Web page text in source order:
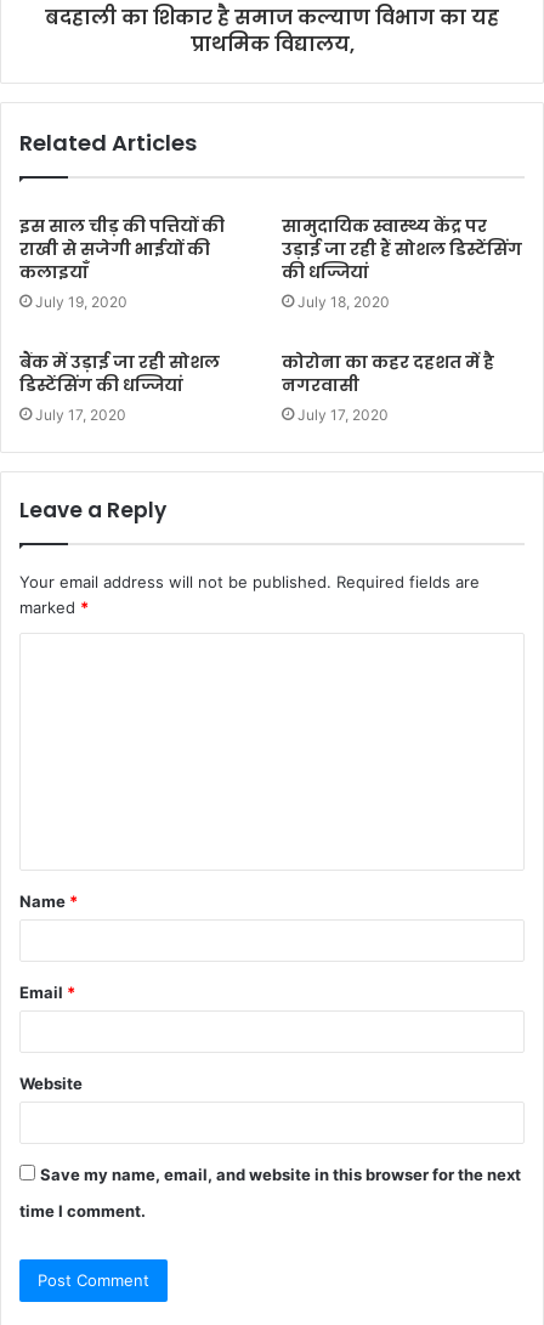
बदहाली का शिकार है समाज कल्याण विभाग का यह
प्राथमिक विद्यालय,
Related Articles
इस साल चीड़ की पत्तियों की
राखी से सजेगी भाईयों की
कलाइयाँ
July 19, 2020
सामुदायिक स्वास्थ्य केंद्र पर
उड़ाई जा रही हैं सोशल डिस्टेंसिंग
की धज्जियां
July 18, 2020
बैंक में उड़ाई जा रही सोशल
डिस्टेंसिंग की धज्जियां
July 17, 2020
कोरोना का कहर दहशत में है
नगरवासी
July 17, 2020
Leave a Reply
Your email address will not be published. Required fields are
marked *
t
*
Name *
Email *
Website
Save my name, email, and website in this browser for the next
time I comment.